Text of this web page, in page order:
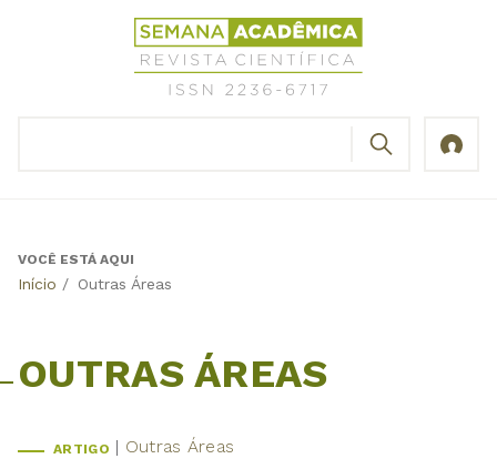
Revista
Científica
Semana
Back
VOCÊ ESTÁ AQUI
Início / Outras Áreas
OUTRAS ÁREAS
ARTIGO Outras Áreas